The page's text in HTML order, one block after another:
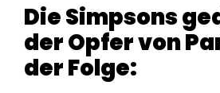
Die Simpsons
der Opfer von
der Folge: